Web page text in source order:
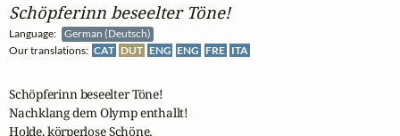
Schöpferinn beseelter Töne!
Language:
German (Deutsch)
Our translations: CAT DUT ENG ENG FRE ITA
Schöpferinn beseelter Töne!
Nachklang dem Olymp enthallt!
Holde, körperlose Schöne,